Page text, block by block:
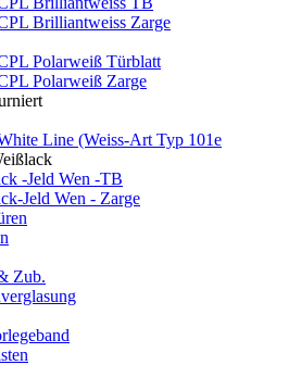
Brilliantweiss Zarge
Polarweiß Türblatt
Polarweiß Zarge
Line (Weiss-Art Typ 101e
-Jeld Wen -TB
Jeld Wen - Zarge
Zub.